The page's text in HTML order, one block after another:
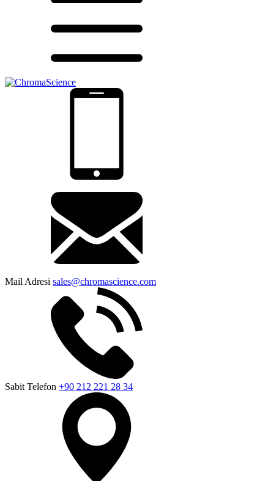
Mail Adresi sales@chromascience.com
Sabit Telefon +90 212 221 28 34